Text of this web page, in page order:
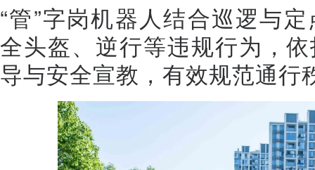
“管”字岗机器人结合巡逻与
全头盔、逆行等违规行为，
导与安全宣教，有效规范通行